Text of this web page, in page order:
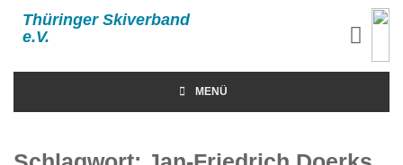
Thüringer Skiverband
e.V.
MENÜ